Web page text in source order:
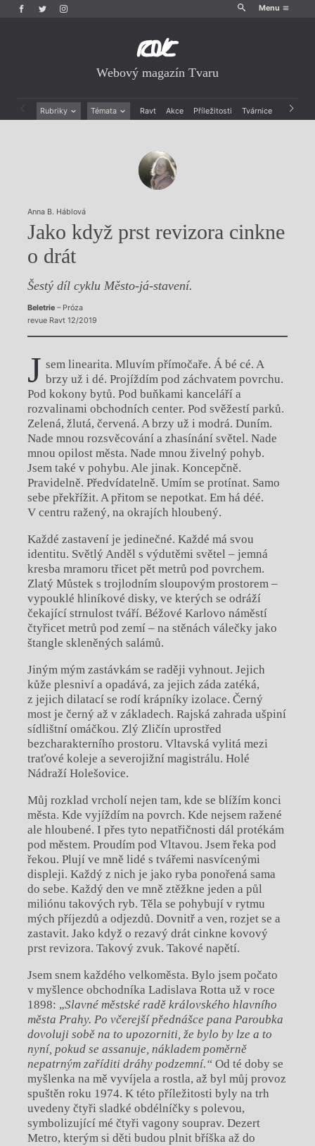
Menu
Webový magazín Tvaru
Rubriky Témata Ravt Akce Příležitosti Tvárnice Archiv
Anna B. Háblová
Jako když prst revizora cinkne
o drát
Šestý díl cyklu Město-já-stavení.
Beletrie– Próza
revue Ravt 12/2019
J sem linearita. Mluvím přímočaře. Á bé cé. A
brzy už i dé. Projíždím pod záchvatem povrchu.
Pod kokony bytů. Pod buňkami kanceláří a
rozvalinami obchodních center. Pod svěžestí parků.
Zelená, žlutá, červená. A brzy už i modrá. Duním.
Nade mnou rozsvěcování a zhasínání světel. Nade
mnou opilost města. Nade mnou živelný pohyb.
Jsem také v pohybu. Ale jinak. Koncepčně.
Pravidelně. Předvídatelně. Umím se protínat. Samo
sebe překřížit. A přitom se nepotkat. Em há déé.
V centru ražený, na okrajích hloubený.
Každé zastavení je jedinečné. Každé má svou
identitu. Světlý Anděl s výdutěmi světel – jemná
kresba mramoru třicet pět metrů pod povrchem.
Zlatý Můstek s trojlodním sloupovým prostorem –
vypouklé hliníkové disky, ve kterých se odráží
čekající strnulost tváří. Béžové Karlovo náměstí
čtyřicet metrů pod zemí – na stěnách válečky jako
štangle skleněných salámů.
Jiným mým zastávkám se raději vyhnout. Jejich
kůže plesniví a opadává, za jejich záda zatéká,
z jejich dilatací se rodí krápníky izolace. Černý
most je černý až v základech. Rajská zahrada ušpiní
sídlištní omáčkou. Zlý Zličín uprostřed
bezcharakterního prostoru. Vltavská vylitá mezi
traťové koleje a severojižní magistrálu. Holé
Nádraží Holešovice.
Můj rozklad vrcholí nejen tam, kde se blížím konci
města. Kde vyjíždím na povrch. Kde nejsem ražené
ale hloubené. I přes tyto nepatřičnosti dál protékám
pod městem. Proudím pod Vltavou. Jsem řeka pod
řekou. Plují ve mně lidé s tvářemi nasvícenými
displeji. Každý z nich je jako ryba ponořená sama
do sebe. Každý den ve mně ztěžkne jeden a půl
miliónu takových ryb. Těla se pohybují v rytmu
mých příjezdů a odjezdů. Dovnitř a ven, rozjet se a
zastavit. Jako když o rezavý drát cinkne kovový
prst revizora. Takový zvuk. Takové napětí.
Jsem snem každého velkoměsta. Bylo jsem počato
v myšlence obchodníka Ladislava Rotta už v roce
1898: „Slavné městské radě královského hlavního
města Prahy. Po včerejší přednášce pana Paroubka
dovoluji sobě na to upozorniti, že bylo by lze a to
nyní, pokud se assanuje, nákladem poměrně
nepatrným zaříditi dráhy podzemní.“Od té doby se
myšlenka na mě vyvíjela a rostla, až byl můj provoz
spuštěn roku 1974. K této příležitosti byly na trh
uvedeny čtyři sladké obdélníčky s polevou,
symbolizující mé čtyři vagony souprav. Dezert
Metro, kterým si děti budou plnit bříška až do